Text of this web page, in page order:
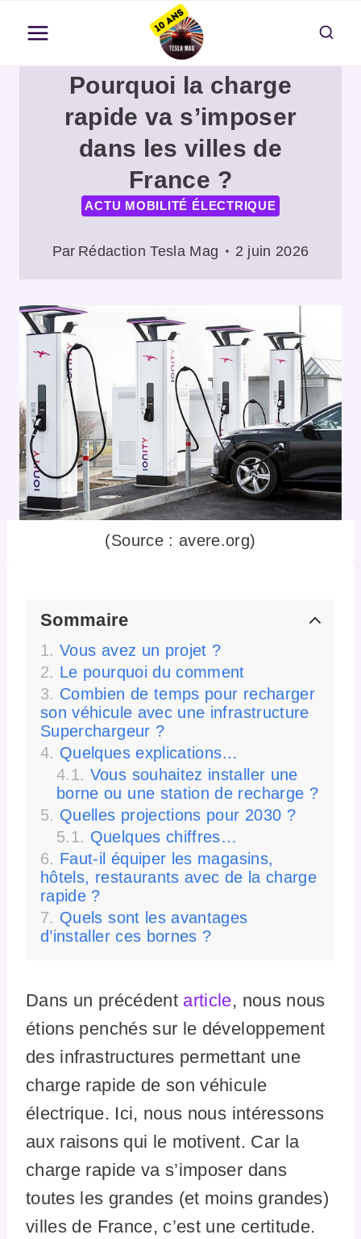
contenu
Pourquoi la charge
rapide va s’imposer
dans les villes de
France ?
ACTU MOBILITÉ ÉLECTRIQUE
Par Rédaction Tesla Mag 2 juin 2026
(Source : avere.org)
Sommaire
Vous avez un projet ?
Le pourquoi du comment
Combien de temps pour recharger
son véhicule avec une infrastructure
Superchargeur ?
Quelques explications…
Vous souhaitez installer une
borne ou une station de recharge ?
Quelles projections pour 2030 ?
Quelques chiffres…
Faut-il équiper les magasins,
hôtels, restaurants avec de la charge
rapide ?
Quels sont les avantages
d’installer ces bornes ?
Dans un précédent article, nous nous
étions penchés sur le développement
des infrastructures permettant une
charge rapide de son véhicule
électrique. Ici, nous nous intéressons
aux raisons qui le motivent. Car la
charge rapide va s’imposer dans
toutes les grandes (et moins grandes)
villes de France, c’est une certitude.